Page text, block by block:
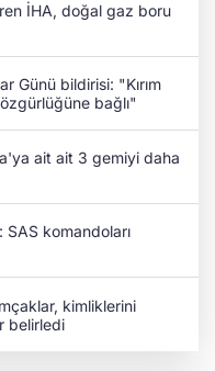
İHA, doğal gaz boru
Günü bildirisi: "Kırım
özgürlüğüne bağlı"
ait ait 3 gemiyi daha
SAS komandoları
kimliklerini
belirledi